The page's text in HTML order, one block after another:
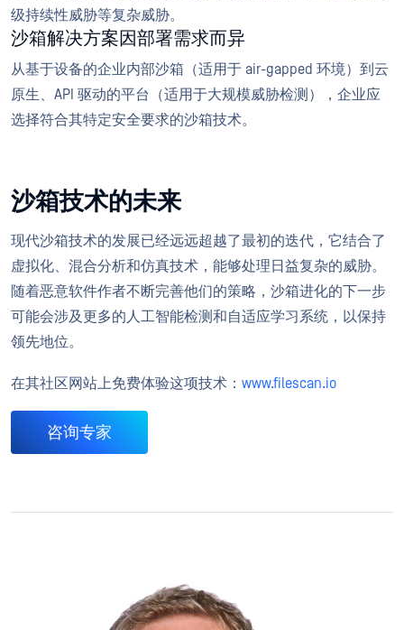
级持续性威胁等复杂威胁。
沙箱解决方案因部署需求而异
从基于设备的企业内部沙箱（适用于 air-gapped 环境）到云
原生、API 驱动的平台（适用于大规模威胁检测），企业应
选择符合其特定安全要求的沙箱技术。
沙箱技术的未来
现代沙箱技术的发展已经远远超越了最初的迭代，它结合了
虚拟化、混合分析和仿真技术，能够处理日益复杂的威胁。
随着恶意软件作者不断完善他们的策略，沙箱进化的下一步
可能会涉及更多的人工智能检测和自适应学习系统，以保持
领先地位。
在其社区网站上免费体验这项技术： www.filescan.io
咨询专家